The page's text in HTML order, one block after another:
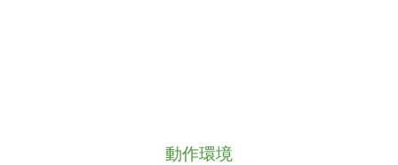
動作環境